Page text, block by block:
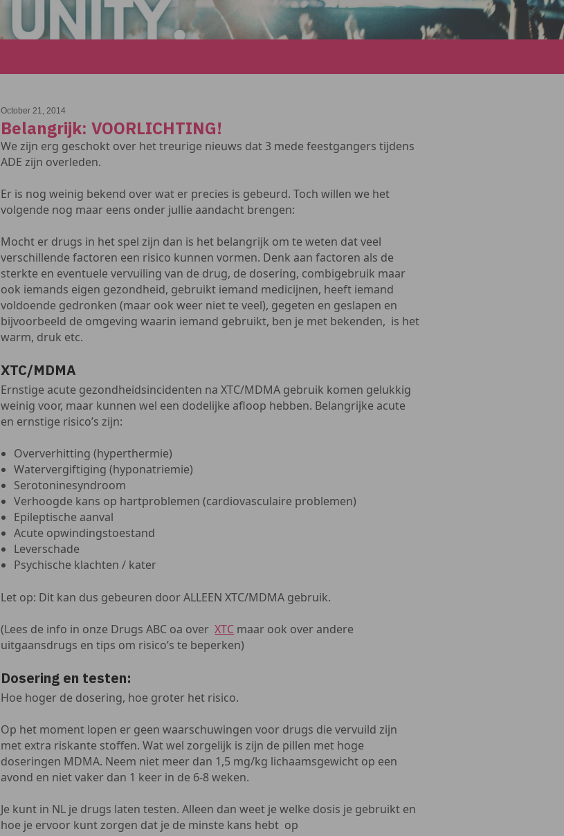
October 21, 2014
Belangrijk: VOORLICHTING!
We zijn erg geschokt over het treurige nieuws dat 3 mede feestgangers tijdens
ADE zijn overleden.
Er is nog weinig bekend over wat er precies is gebeurd. Toch willen we het
volgende nog maar eens onder jullie aandacht brengen:
Mocht er drugs in het spel zijn dan is het belangrijk om te weten dat veel
verschillende factoren een risico kunnen vormen. Denk aan factoren als de
sterkte en eventuele vervuiling van de drug, de dosering, combigebruik maar
ook iemands eigen gezondheid, gebruikt iemand medicijnen, heeft iemand
voldoende gedronken (maar ook weer niet te veel), gegeten en geslapen en
bijvoorbeeld de omgeving waarin iemand gebruikt, ben je met bekenden, is het
warm, druk etc.
XTC/MDMA
Ernstige acute gezondheidsincidenten na XTC/MDMA gebruik komen gelukkig
weinig voor, maar kunnen wel een dodelijke afloop hebben. Belangrijke acute
en ernstige risico’s zijn:
Oververhitting (hyperthermie)
Watervergiftiging (hyponatriemie)
Serotoninesyndroom
Verhoogde kans op hartproblemen (cardiovasculaire problemen)
Epileptische aanval
Acute opwindingstoestand
Leverschade
Psychische klachten / kater
Let op: Dit kan dus gebeuren door ALLEEN XTC/MDMA gebruik.
(Lees de info in onze Drugs ABC oa overXTC maar ook over andere
uitgaansdrugs en tips om risico’s te beperken)
Dosering en testen:
Hoe hoger de dosering, hoe groter het risico.
Op het moment lopen er geen waarschuwingen voor drugs die vervuild zijn
met extra riskante stoffen. Wat wel zorgelijk is zijn de pillen met hoge
doseringen MDMA. Neem niet meer dan 1,5 mg/kg lichaamsgewicht op een
avond en niet vaker dan 1 keer in de 6-8 weken.
Je kunt in NL je drugs laten testen. Alleen dan weet je welke dosis je gebruikt en
hoe je ervoor kunt zorgen dat je de minste kans hebt op